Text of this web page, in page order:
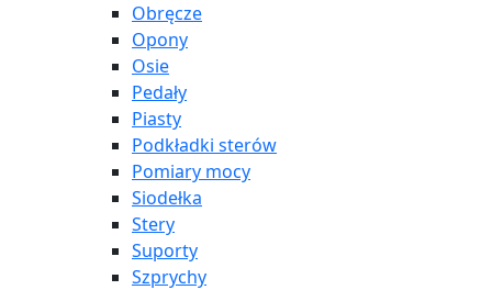
Obręcze
Opony
Osie
Pedały
Piasty
Podkładki sterów
Pomiary mocy
Siodełka
Stery
Suporty
Szprychy